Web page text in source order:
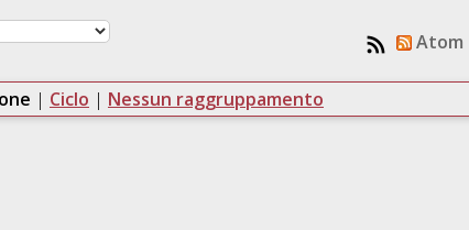
Atom
| Ciclo | Nessun raggruppamento